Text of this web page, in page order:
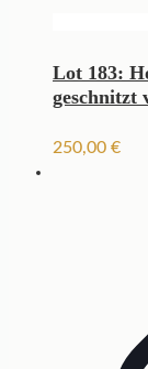
Lot 183:
geschnitzt
250,00 €